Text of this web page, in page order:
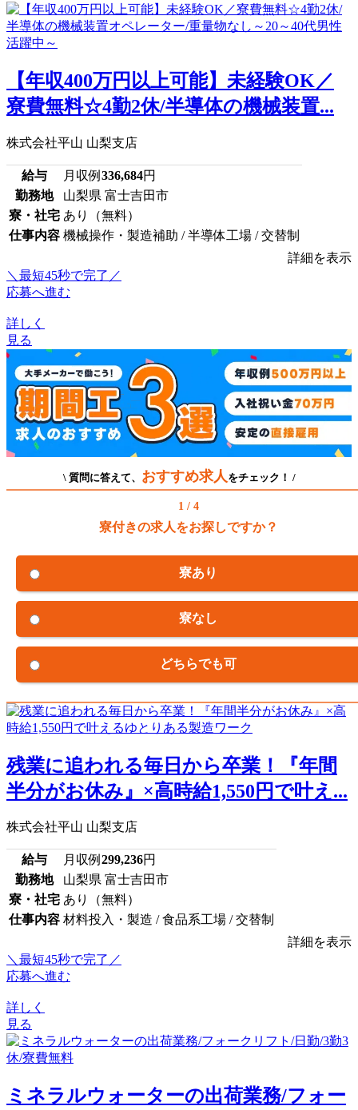
【年収400万円以上可能】未経験OK／
寮費無料☆4勤2休/半導体の機械装置...
株式会社平山 山梨支店
給与 月収例 336,684円
勤務地
山梨県 富士吉田市
寮・社宅 あり（無料）
仕事内容 機械操作・製造補助 / 半導体工場 / 交替制
詳細を表示
＼最短45秒で完了／
応募へ進む
詳しく
見る
\ 質問に答えて、 おすすめ求人 をチェック！ /
1 / 4
寮付きの求人をお探しですか？
寮あり
寮なし
どちらでも可
残業に追われる毎日から卒業！『年間
半分がお休み』×高時給1,550円で叶え...
株式会社平山 山梨支店
給与 月収例 299,236円
勤務地
山梨県 富士吉田市
寮・社宅 あり（無料）
仕事内容 材料投入・製造 / 食品系工場 / 交替制
詳細を表示
＼最短45秒で完了／
応募へ進む
詳しく
見る
ミネラルウォーターの出荷業務/フォー